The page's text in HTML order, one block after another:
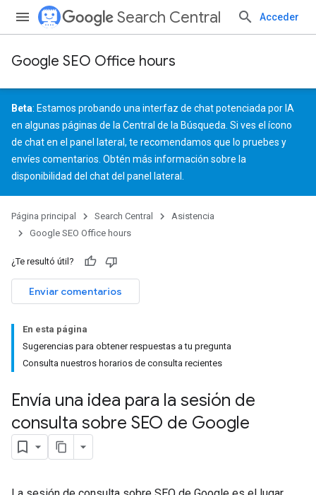
Search Central Acceder
Google SEO Office hours
Beta: Estamos probando una interfaz de chat potenciada por IA
en algunas páginas de la Central de la Búsqueda. Si ves el ícono
de chat en el panel lateral, te recomendamos que lo pruebes y
envíes comentarios . Obtén más información sobre la
disponibilidad del chat del panel lateral
Página principal Search Central
Asistencia
Google SEO Office hours
¿Te resultó útil?
Enviar comentarios
En esta página
Sugerencias para obtener respuestas a tu pregunta
Consulta nuestros horarios de consulta recientes
Envía una idea para la sesión de
consulta sobre SEO de Google